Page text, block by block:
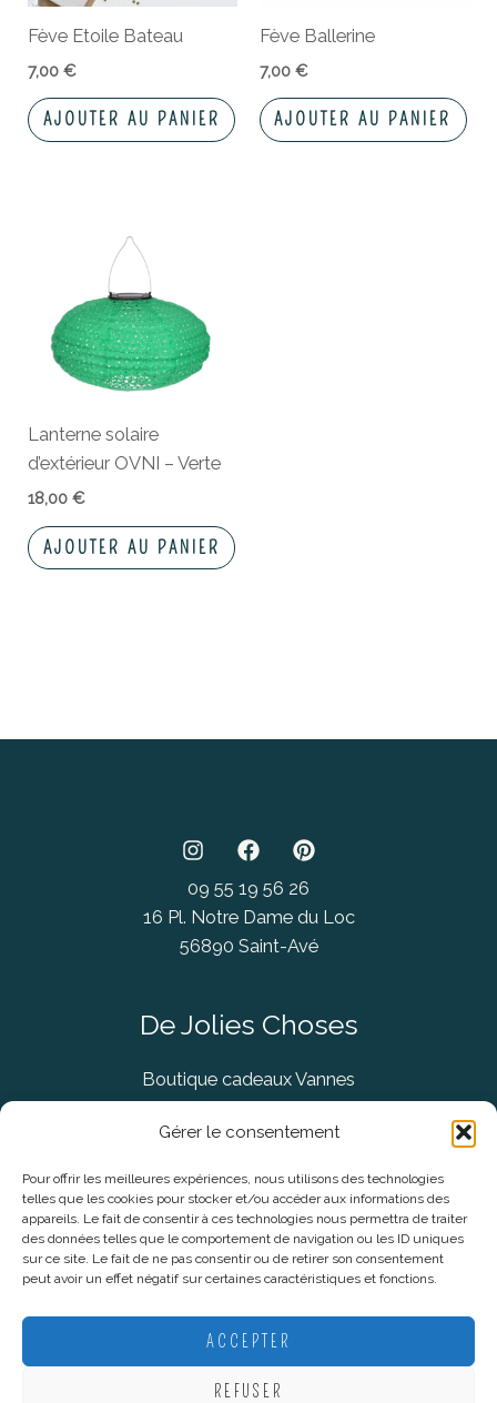
Gérer le consentement
Pour offrir les meilleures expériences, nous utilisons des technologies
telles que les cookies pour stocker et/ou accéder aux informations des
appareils. Le fait de consentir à ces technologies nous permettra de traiter
des données telles que le comportement de navigation ou les ID uniques
sur ce site. Le fait de ne pas consentir ou de retirer son consentement
peut avoir un effet négatif sur certaines caractéristiques et fonctions.
ACCEPTER
REFUSER
Fève Etoile Bateau
7,00€
AJOUTER AU PANIER
Fève Ballerine
7,00 €
AJOUTER AU PANIER
Lanterne solaire
d’extérieur OVNI – Verte
18,00€
AJOUTER AU PANIER
09 55 19 56 26
16 Pl. Notre Dame du Loc
56890 Saint-Avé
De Jolies Choses
Boutique cadeaux Vannes
Concept Store Vannes
Informations légales
CGV
Politique De Confidentialité
Plan du site